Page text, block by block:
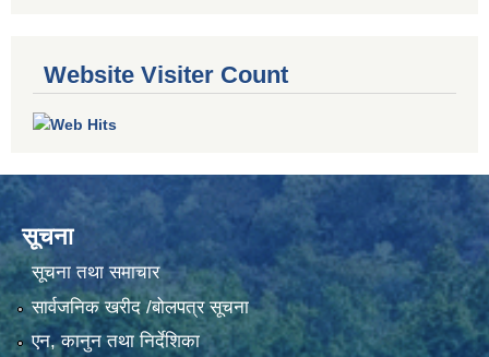
Website Visiter Count
सूचना
सूचना तथा समाचार
सार्वजनिक खरीद /बोलपत्र सूचना
एन, कानुन तथा निर्देशिका